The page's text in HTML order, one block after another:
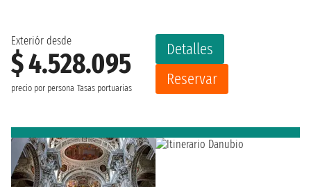
Exteriór desde
$ 4.528.095
precio por persona Tasas portuarias
Detalles
Reservar